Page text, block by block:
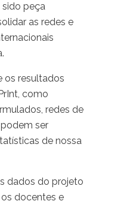
peça
as redes e
os resultados
como
redes de
ser
de nossa
dados do projeto
os docentes e